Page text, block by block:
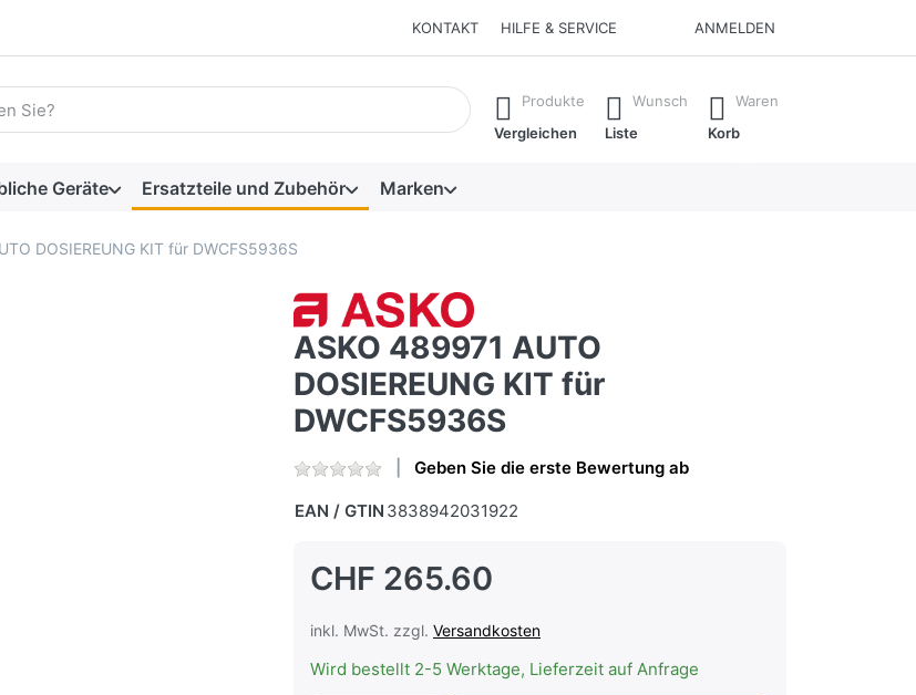
KONTAKT HILFE & SERVICE ANMELDEN
ein. Während Sie tippen, erscheinen automatisch erste Ergebnisse. Drücken Sie die Eingabetaste, um alle
Produkte
Vergleichen
Wunsch
Liste
Waren
Korb
Geräte Ersatzteile und Zubehör Marken
DOSIEREUNG KIT für DWCFS5936S
ASKO 489971 AUTO
DOSIEREUNG KIT für
DWCFS5936S
Geben Sie die erste Bewertung ab
EAN / GTIN 3838942031922
CHF 265.60
inkl. MwSt. zzgl. Versandkosten
Wird bestellt 2-5 Werktage, Lieferzeit auf Anfrage